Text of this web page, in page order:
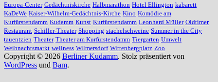
Europa-Center Gedächtniskirche Halbmarathon Hotel Ellington kabarett
KaDeWe Kaiser-Wilhelm-Gedächtnis-Kirche Kino Komödie am
Kurfürstendamm Kudamm Kunst Kurfürstendamm Leonhard Müller Oldtimer
Restaurant Schiller-Theater Shopping stachelschweine Summer in the City
tauentzien Theater Theater am Kurfürstendamm Tiergarten Umwelt
Weihnachtsmarkt wellness Wilmersdorf Wittenbergplatz Zoo
Copyright © 2026 Berliner Kudamm. Stolz präsentiert von
WordPress und Bam.